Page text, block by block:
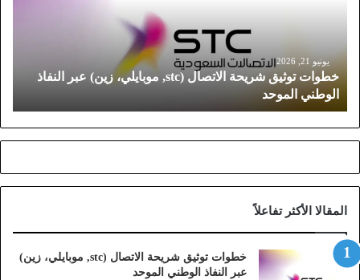
و
ش
ر
ل
ا
ت
ص
يونيو 21, 2026
خطوات توثيق شريحة الاتصال (stc, موبايلي، زين) عبر النفاذ
الوطني الموحد
المقالا الأكثر تفاعلاً
خطوات توثيق شريحة الاتصال (stc, موبايلي، زين)
عبر النفاذ الوطني الموحد